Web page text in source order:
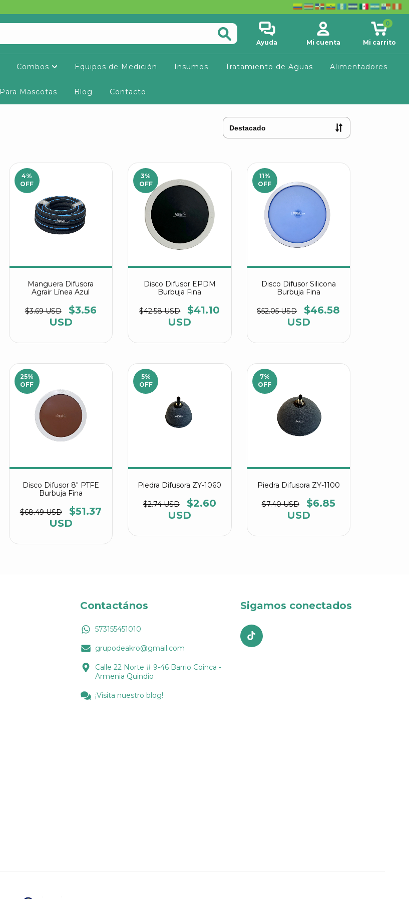
Ayuda Mi cuenta Mi carrito
0
Combos Equipos de Medición Insumos Tratamiento de Aguas Alimentadores
Para Mascotas Blog Contacto
4%
OFF
Manguera Difusora
Agrair Línea Azul
$3.69 USD
$3.56
USD
3%
OFF
Disco Difusor EPDM
Burbuja Fina
$42.58 USD
$41.10
USD
11%
OFF
Disco Difusor Silicona
Burbuja Fina
$52.05 USD
$46.58
USD
25%
OFF
Disco Difusor 8" PTFE
Burbuja Fina
$68.49 USD
$51.37
USD
5%
OFF
Piedra Difusora ZY-1060
$2.74 USD
$2.60
USD
7%
OFF
Piedra Difusora ZY-1100
$7.40 USD
$6.85
USD
Contactános
573155451010
grupodeakro@gmail.com
Calle 22 Norte # 9-46 Barrio Coinca -
Armenia Quindio
¡Visita nuestro blog!
Sigamos conectados